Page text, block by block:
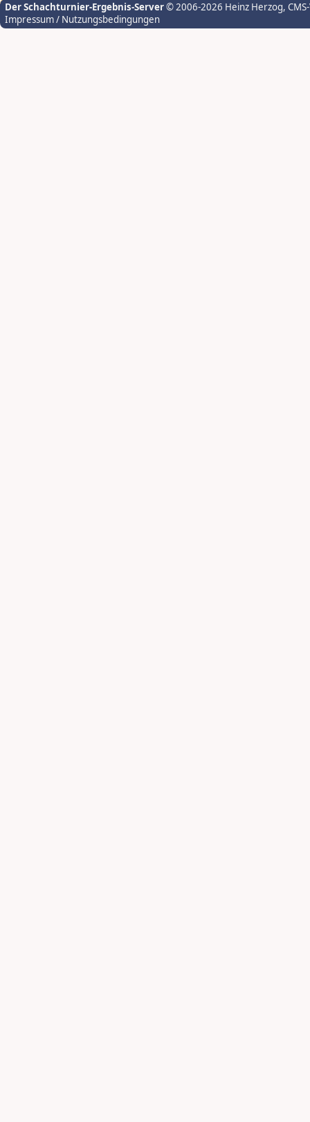
Der Schachturnier-Ergebnis-Server© 2006-2026 Heinz Herzog,
Impressum / Nutzungsbedingungen